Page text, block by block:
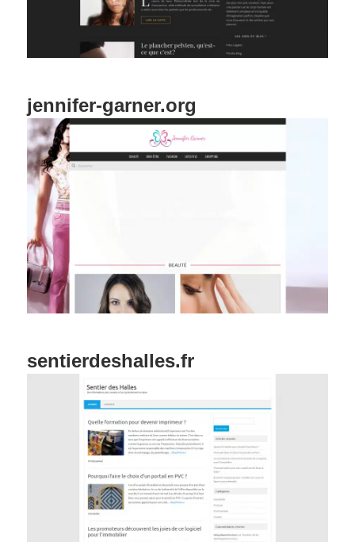
jennifer-garner.org
sentierdeshalles.fr